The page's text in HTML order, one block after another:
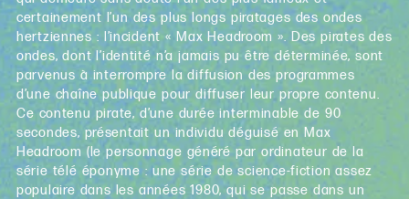
certainement l’un des plus longs piratages des ondes
hertziennes : l’incident « Max Headroom ». Des pirates des
ondes, dont l’identité n’a jamais pu être déterminée, sont
parvenus à interrompre la diffusion des programmes
d’une chaîne publique pour diffuser leur propre contenu.
Ce contenu pirate, d’une durée interminable de 90
secondes, présentait un individu déguisé en Max
Headroom (le personnage généré par ordinateur de la
série télé éponyme : une série de science-fiction assez
populaire dans les années 1980, qui se passe dans un